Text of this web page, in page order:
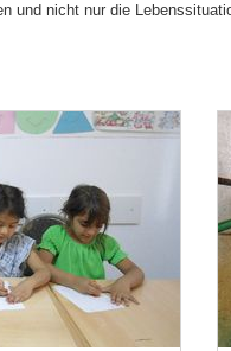
und nicht nur die